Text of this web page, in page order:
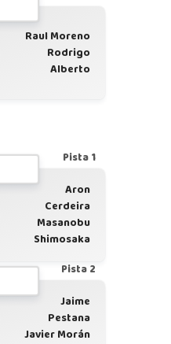
Raul Moreno
Rodrigo
Alberto
Pista 1
Aron
Cerdeira
Masanobu
Shimosaka
Pista 2
Jaime
Pestana
Javier Morán